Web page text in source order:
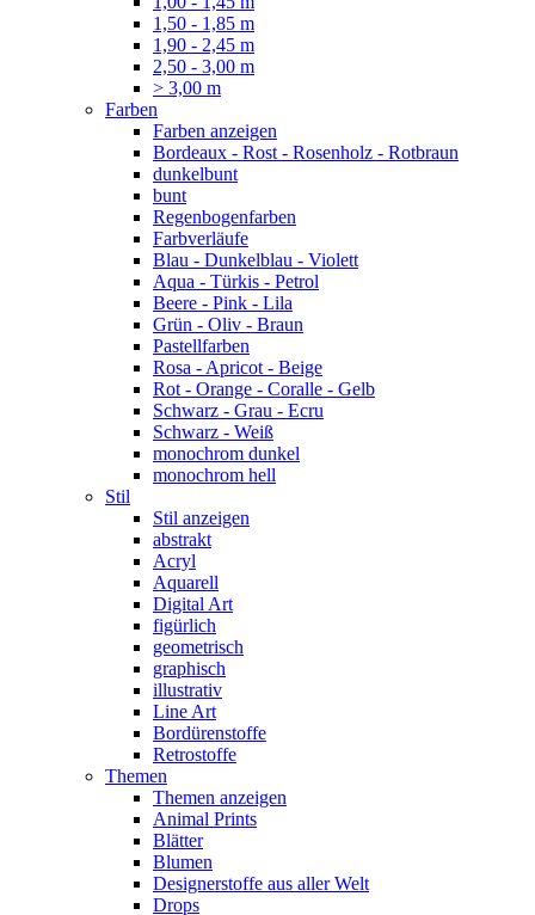
1,50 - 1,85 m
1,90 - 2,45 m
2,50 - 3,00 m
> 3,00 m
Farben
Farben anzeigen
Bordeaux - Rost - Rosenholz - Rotbraun
dunkelbunt
bunt
Regenbogenfarben
Farbverläufe
Blau - Dunkelblau - Violett
Aqua - Türkis - Petrol
Beere - Pink - Lila
Grün - Oliv - Braun
Pastellfarben
Rosa - Apricot - Beige
Rot - Orange - Coralle - Gelb
Schwarz - Grau - Ecru
Schwarz - Weiß
monochrom dunkel
monochrom hell
Stil
Stil anzeigen
abstrakt
Acryl
Aquarell
Digital Art
figürlich
geometrisch
graphisch
illustrativ
Line Art
Bordürenstoffe
Retrostoffe
Themen
Themen anzeigen
Animal Prints
Blätter
Blumen
Designerstoffe aus aller Welt
Drops